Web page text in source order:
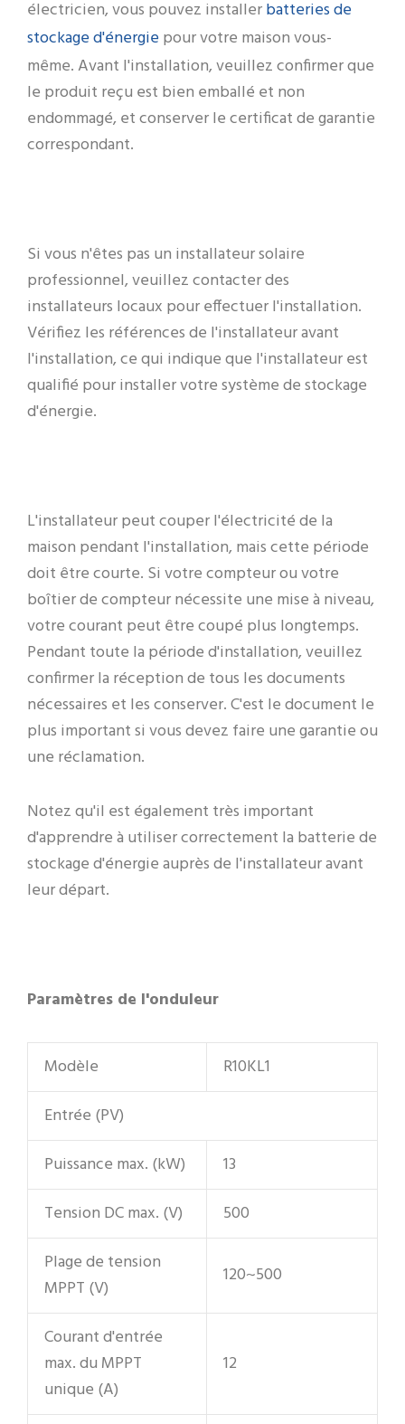
électricien, vous pouvez installerbatteries de
stockage d'énergiepour votre maison vous-
même. Avant l'installation, veuillez confirmer que
le produit reçu est bien emballé et non
endommagé, et conserver le certificat de garantie
correspondant.
Si vous n'êtes pas un installateur solaire
professionnel, veuillez contacter des
installateurs locaux pour effectuer l'installation.
Vérifiez les références de l'installateur avant
l'installation, ce qui indique que l'installateur est
qualifié pour installer votre système de stockage
d'énergie.
L'installateur peut couper l'électricité de la
maison pendant l'installation, mais cette période
doit être courte. Si votre compteur ou votre
boîtier de compteur nécessite une mise à niveau,
votre courant peut être coupé plus longtemps.
Pendant toute la période d'installation, veuillez
confirmer la réception de tous les documents
nécessaires et les conserver. C'est le document le
plus important si vous devez faire une garantie ou
une réclamation.
Notez qu'il est également très important
d'apprendre à utiliser correctement la batterie de
stockage d'énergie auprès de l'installateur avant
leur départ.
Paramètres de l'onduleur
Modèle
R10KL1
Entrée (PV)
Puissance max. (kW)
13
Tension DC max. (V)
500
Plage de tension
MPPT (V)
120~500
Courant d'entrée
max. du MPPT
unique (A)
12